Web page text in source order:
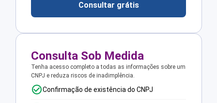
Consultar grátis
Consulta Sob Medida
Tenha acesso completo a todas as informações sobre um
CNPJ e reduza riscos de inadimplência.
Confirmação de existência do CNPJ